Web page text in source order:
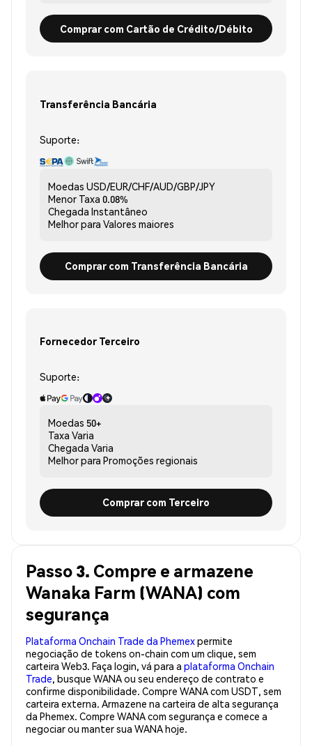
Comprar com Cartão de Crédito/Débito
Transferência Bancária
Suporte:
Moedas USD/EUR/CHF/AUD/GBP/JPY
Menor Taxa 0.08%
Chegada Instantâneo
Melhor para Valores maiores
Comprar com Transferência Bancária
Fornecedor Terceiro
Suporte:
Moedas 50+
Taxa Varia
Chegada Varia
Melhor para Promoções regionais
Comprar com Terceiro
Passo 3. Compre e armazene
Wanaka Farm (WANA) com
segurança
Plataforma Onchain Trade da Phemexpermite
negociação de tokens on-chain com um clique, sem
carteira Web3. Faça login, vá para a plataforma Onchain
Trade, busque WANA ou seu endereço de contrato e
confirme disponibilidade. Compre WANA com USDT, sem
carteira externa. Armazene na carteira de alta segurança
da Phemex. Compre WANA com segurança e comece a
negociar ou manter sua WANA hoje.